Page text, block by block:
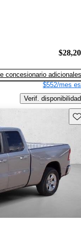
concesionario adicionales
$552/mes
Verif. disponibilidad